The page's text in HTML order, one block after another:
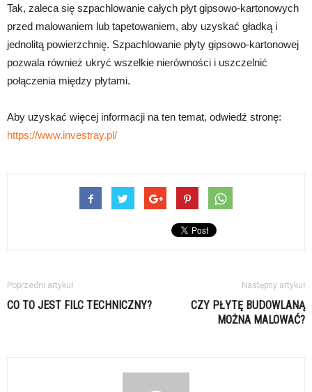
Tak, zaleca się szpachlowanie całych płyt gipsowo-kartonowych
przed malowaniem lub tapetowaniem, aby uzyskać gładką i
jednolitą powierzchnię. Szpachlowanie płyty gipsowo-kartonowej
pozwala również ukryć wszelkie nierówności i uszczelnić
połączenia między płytami.
Aby uzyskać więcej informacji na ten temat, odwiedź stronę:
https://www.investray.pl/
Poprzedni artykuł
CO TO JEST FILC TECHNICZNY?
Następny artykuł
CZY PŁYTĘ BUDOWLANĄ
MOŻNA MALOWAĆ?